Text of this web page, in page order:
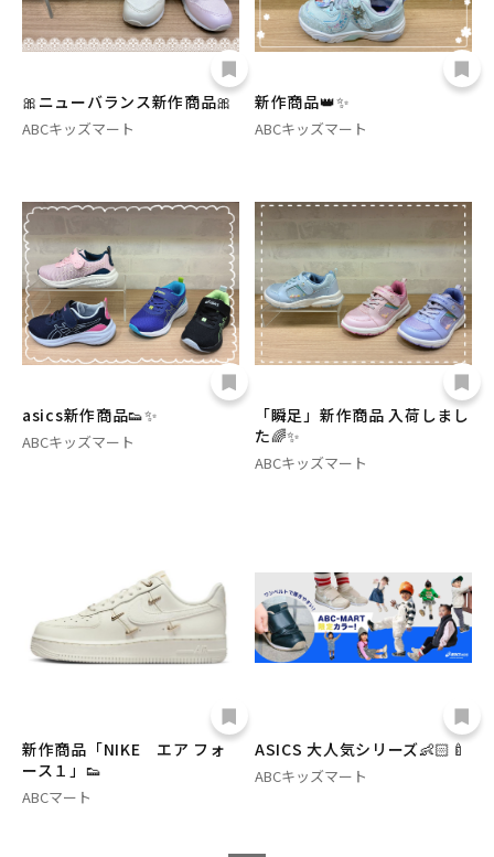
🎀ニューバランス新作商品🎀
ABCキッズマート
新作商品👑✨
ABCキッズマート
asics新作商品👟✨
ABCキッズマート
「瞬足」新作商品 入荷しまし
た🌈✨
ABCキッズマート
新作商品「NIKE エア フォ
ース１」👟
ABCマート
ASICS 大人気シリーズ👶🏻‪‪🍼
ABCキッズマート